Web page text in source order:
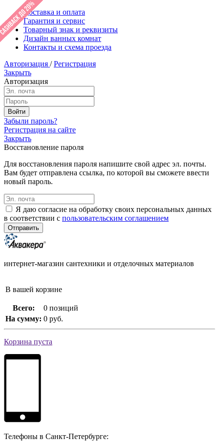
Доставка и оплата
Гарантия и сервис
Товарный знак и реквизиты
Дизайн ванных комнат
Контакты и схема проезда
Авторизация / Регистрация
Закрыть
Авторизация
Забыли пароль?
Регистрация на сайте
Закрыть
Восстановление пароля
Для восстановления пароля напишите свой адрес эл. почты.
Вам будет отправлена ссылка, по которой вы сможете ввести
новый пароль.
Я даю согласие на обработку своих персональных данных
в соответствии с пользовательским соглашением
интернет-магазин сантехники и отделочных материалов
В вашей корзине
Всего:
0 позиций
На сумму: 0 руб.
Корзина пуста
Телефоны в Санкт-Петербурге: